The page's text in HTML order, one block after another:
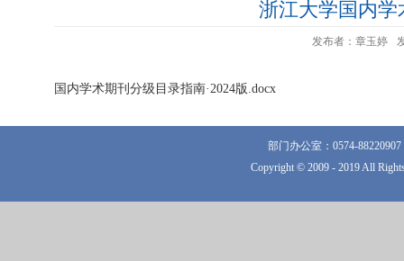
浙江大学国内学
发布者：章玉婷
国内学术期刊分级目录指南·2024版.docx
部门办公室：0574-
Copyright © 2009 - 2019 All